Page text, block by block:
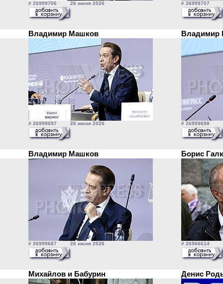
# 26999706 26 июня 2026 # 26999707
Владимир Машков
# 26999697 26 июня 2026 # 26999698
Владимир Машков Борис
# 26999687 26 июня 2026 # 26966614
Михайлов и Бабурин Денис